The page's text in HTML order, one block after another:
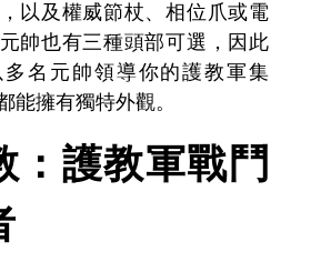
以及權威節杖、相位爪或電
帥也有三種頭部可選，因此
名元帥領導你的護教軍集
能擁有獨特外觀。
：護教軍戰鬥